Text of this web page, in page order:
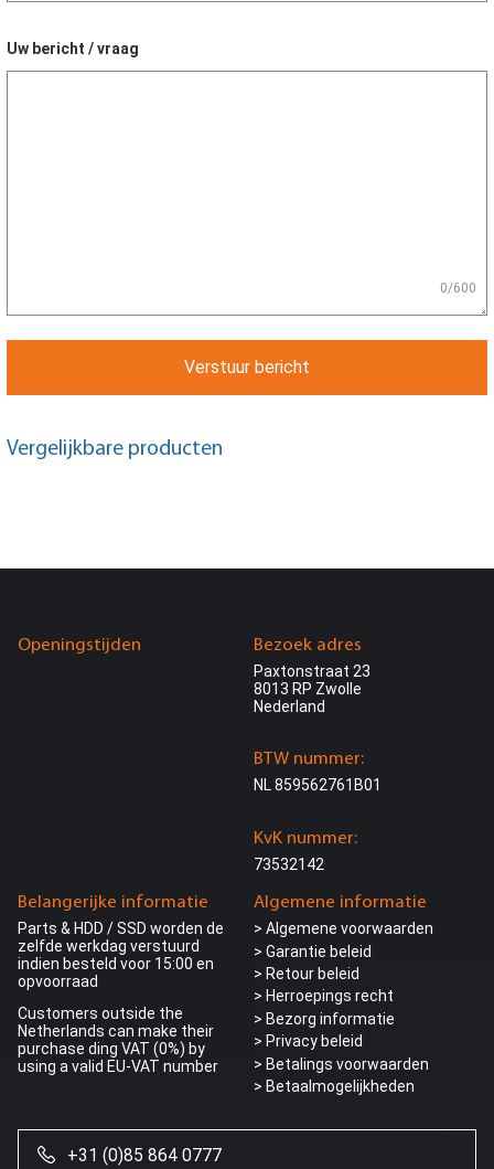
Uw bericht / vraag
0/600
Verstuur bericht
Vergelijkbare producten
Openingstijden
Belangerijke informatie
Parts & HDD / SSD worden de
zelfde werkdag verstuurd
indien besteld voor 15:00 en
opvoorraad
Customers outside the
Netherlands can make their
purchase ding VAT (0%) by
using a valid EU-VAT number
Algemene informatie
> Algemene voorwaarden
> Garantie beleid
> Retour beleid
> Herroepings recht
> Bezorg informatie
> Privacy beleid
> Betalings voorwaarden
> Betaalmogelijkheden
Bezoek adres
Paxtonstraat 23
8013 RP Zwolle
Nederland
BTW nummer:
NL 859562761B01
KvK nummer:
73532142
+31 (0)85 864 0777